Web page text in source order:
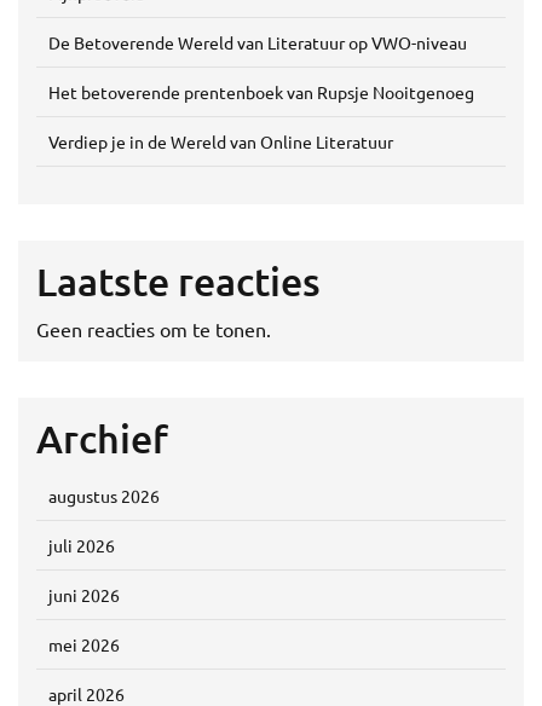
De Betoverende Wereld van Literatuur op VWO-niveau
Het betoverende prentenboek van Rupsje Nooitgenoeg
Verdiep je in de Wereld van Online Literatuur
Laatste reacties
Geen reacties om te tonen.
Archief
augustus 2026
juli 2026
juni 2026
mei 2026
april 2026